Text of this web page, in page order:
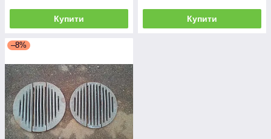
Купити Купити
–8%